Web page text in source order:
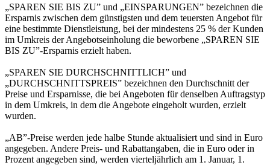
„SPAREN SIE BIS ZU” und „EINSPARUNGEN” bezeichnen die
Ersparnis zwischen dem günstigsten und dem teuersten Angebot für
eine bestimmte Dienstleistung, bei der mindestens 25 % der Kunden
im Umkreis der Angebotseinholung die beworbene „SPAREN SIE
BIS ZU”-Ersparnis erzielt haben.
„SPAREN SIE DURCHSCHNITTLICH” und
„DURCHSCHNITTSPREIS” bezeichnen den Durchschnitt der
Preise und Ersparnisse, die bei Angeboten für denselben Auftragstyp
in dem Umkreis, in dem die Angebote eingeholt wurden, erzielt
wurden.
„AB”-Preise werden jede halbe Stunde aktualisiert und sind in Euro
angegeben. Andere Preis- und Rabattangaben, die in Euro oder in
Prozent angegeben sind, werden vierteljährlich am 1. Januar, 1.